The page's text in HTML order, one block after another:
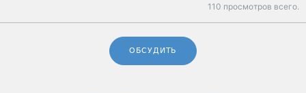
110 просмотров всего.
ОБСУДИТЬ